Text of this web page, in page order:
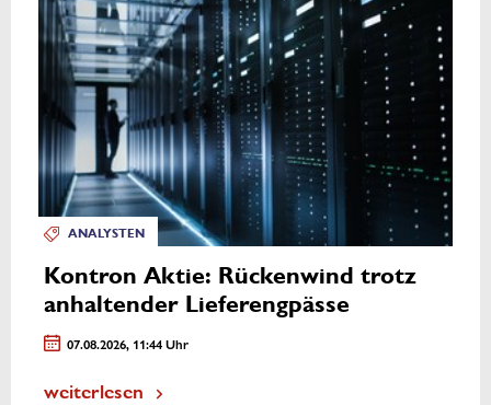
ANALYSTEN
Kontron Aktie: Rückenwind trotz
anhaltender Lieferengpässe
07.08.2026, 11:44 Uhr
weiterlesen